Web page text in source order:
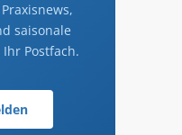
saisonale
Postfach.